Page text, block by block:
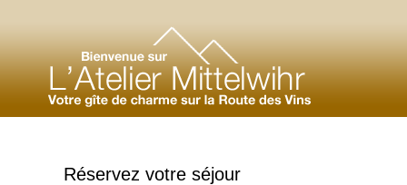
Réservez votre séjour